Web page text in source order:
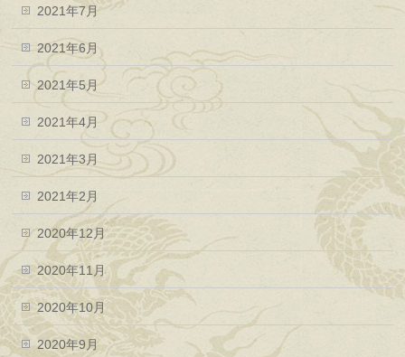
2021年7月
2021年6月
2021年5月
2021年4月
2021年3月
2021年2月
2020年12月
2020年11月
2020年10月
2020年9月